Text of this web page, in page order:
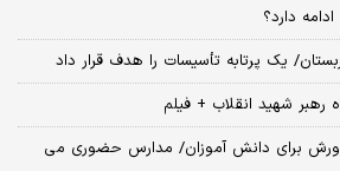
دارد؟
یک پرتابه تأسیسات را هدف قرار داد
رهبر شهید انقلاب + فیلم
برای دانش آموزان/ مدارس حضوری می